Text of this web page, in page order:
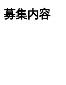
募集内容